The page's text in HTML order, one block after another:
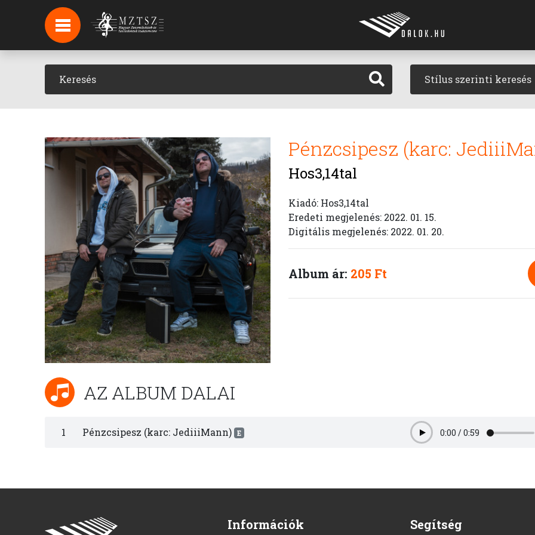
HÍREK
HÍRLEVÉL FELIRATKOZÁS
PODCAST Stílus szerinti keresés
Pénzcsipesz (karc:
Hos3,14tal
Kiadó: Hos3,14tal
Eredeti megjelenés: 2022. 01. 15.
Digitális megjelenés: 2022. 01. 20.
Album ár: 205 Ft
AZ ALBUM DALAI
1 Pénzcsipesz (karc: JediiiMann) E Play0:00 /0:59
Információk Segítség